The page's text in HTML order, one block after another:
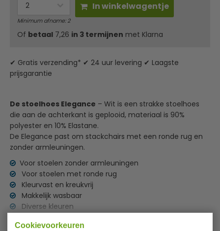
Cookievoorkeuren
Minimum afname: 2
In winkelwagentje
Of betaal 7,26 in 3 termijnen met Klarna
✔ Gratis verzending* ✔ 24 uur levering ✔ Laagste
prijsgarantie
De stoelhoes Elegance – Wit is een strakke stoelhoes
die aan de achterkant is geplooid, materiaal is 90%
polyester en 10% Elastane.
De Elegance past om stackchairs met een ronde rug en
zonder armleuningen.
Voor stoelen zonder armleuningen
Voor stoelen met ronde rug
Kleurvast en kreukvrij
Makkelijk wasbaar
Diverse kleuren
Wasvoorschrift